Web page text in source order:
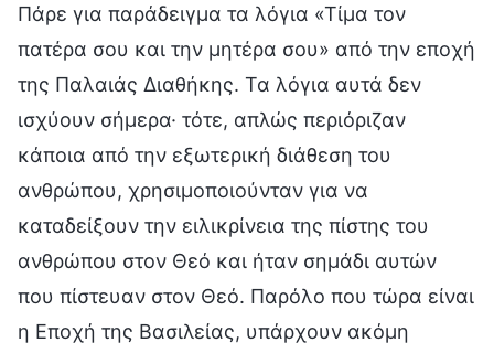
Πάρε για παράδειγμα τα λόγια «Τίμα τον
πατέρα σου και την μητέρα σου» από την εποχή
της Παλαιάς Διαθήκης. Τα λόγια αυτά δεν
ισχύουν σήμερα· τότε, απλώς περιόριζαν
κάποια από την εξωτερική διάθεση του
ανθρώπου, χρησιμοποιούνταν για να
καταδείξουν την ειλικρίνεια της πίστης του
ανθρώπου στον Θεό και ήταν σημάδι αυτών
που πίστευαν στον Θεό. Παρόλο που τώρα είναι
η Εποχή της Βασιλείας, υπάρχουν ακόμη